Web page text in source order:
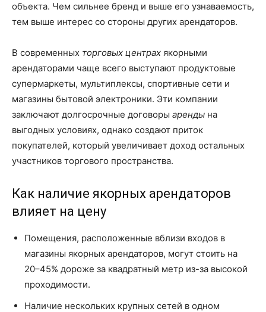
объекта. Чем сильнее бренд и выше его узнаваемость,
тем выше интерес со стороны других арендаторов.
В современных торговых центрах якорными
арендаторами чаще всего выступают продуктовые
супермаркеты, мультиплексы, спортивные сети и
магазины бытовой электроники. Эти компании
заключают долгосрочные договоры аренды на
выгодных условиях, однако создают приток
покупателей, который увеличивает доход остальных
участников торгового пространства.
Как наличие якорных арендаторов
влияет на цену
Помещения, расположенные вблизи входов в
магазины якорных арендаторов, могут стоить на
20–45% дороже за квадратный метр из-за высокой
проходимости.
Наличие нескольких крупных сетей в одном